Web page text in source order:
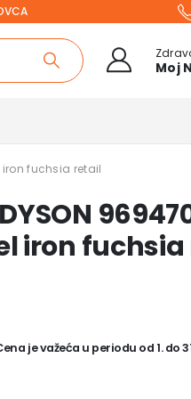
Moj
iron fuchsia retail
iron
je važeća u periodu od 1. do